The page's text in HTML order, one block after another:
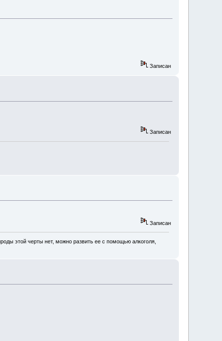
Записан
Записан
Записан
этой черты нет, можно развить ее с помощью алкоголя,